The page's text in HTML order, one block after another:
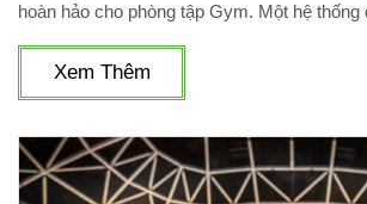
hoàn hảo cho phòng tập Gym. Một hệ thống
người tập mà còn giúp tối ưu hóa hiệu quả
tưởng hơn bao giờ hết.
Xem Thêm